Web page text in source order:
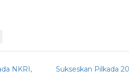
NKRI,
Sukseskan Pilkada